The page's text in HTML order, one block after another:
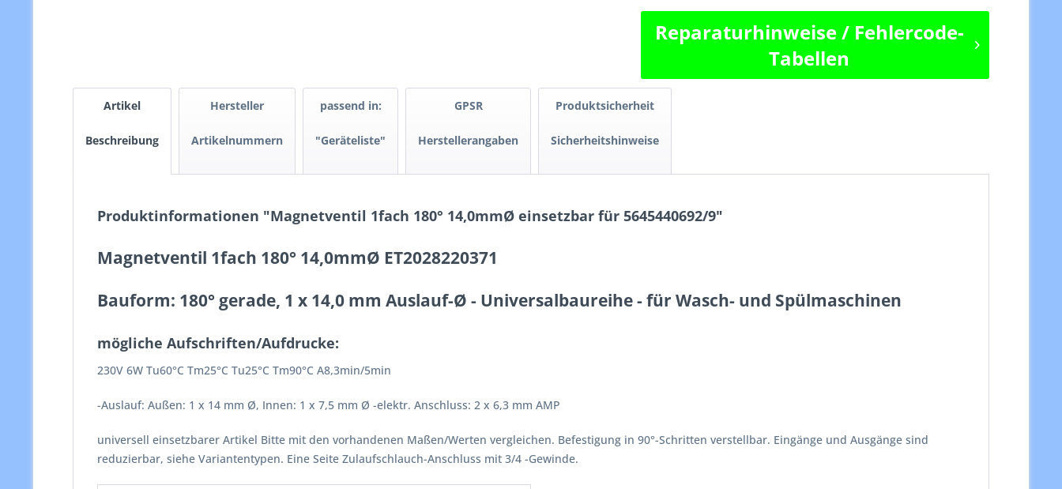
Reparaturhinweise / Fehlercode-
Tabellen
Artikel
Beschreibung
Hersteller
Artikelnummern
passend in:
"Geräteliste"
GPSR
Herstellerangaben
Produktsicherheit
Sicherheitshinweise
Produktinformationen "Magnetventil 1fach 180° 14,0mmØ einsetzbar für 5645440692/9"
Magnetventil 1fach 180° 14,0mmØ ET2028220371
Bauform: 180° gerade, 1 x 14,0 mm Auslauf-Ø - Universalbaureihe - für Wasch- und Spülmaschinen
mögliche Aufschriften/Aufdrucke:
230V 6W Tu60°C Tm25°C Tu25°C Tm90°C A8,3min/5min
-Auslauf: Außen: 1 x 14 mm Ø, Innen: 1 x 7,5 mm Ø -elektr. Anschluss: 2 x 6,3 mm AMP
universell einsetzbarer Artikel Bitte mit den vorhandenen Maßen/Werten vergleichen. Befestigung in 90°-Schritten verstellbar. Eingänge und Ausgänge sind
reduzierbar, siehe Variantentypen. Eine Seite Zulaufschlauch-Anschluss mit 3/4 -Gewinde.